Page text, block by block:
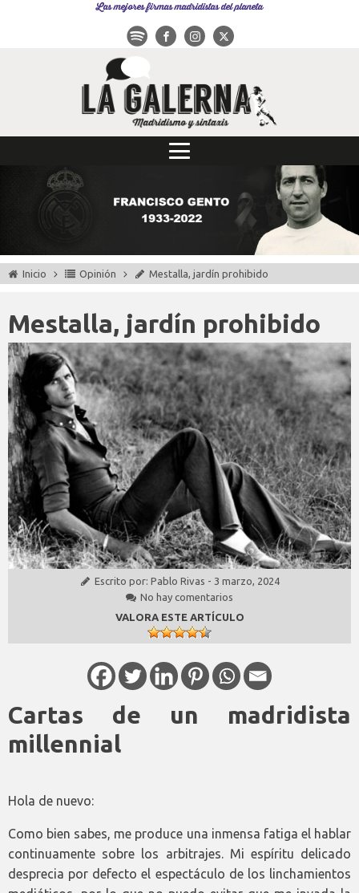
Las mejores firmas madridistas del planeta
Inicio Opinión Mestalla, jardín prohibido
Mestalla, jardín prohibido
Escrito por: Pablo Rivas - 3 marzo, 2024
No hay comentarios
VALORA ESTE ARTÍCULO
Cartas de un madridista
millennial
Hola de nuevo:
Como bien sabes, me produce una inmensa fatiga el hablar
continuamente sobre los arbitrajes. Mi espíritu delicado
desprecia por defecto el espectáculo de los linchamientos